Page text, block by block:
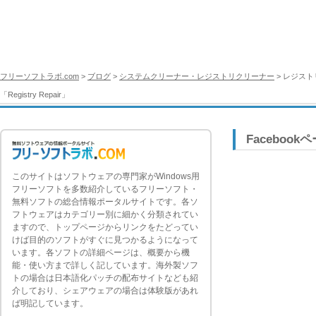
フリーソフトラボ.com > ブログ > システムクリーナー・レジストリクリーナー > レジス
「Registry Repair」
このサイトはソフトウェアの専門家がWindows用
フリーソフトを多数紹介しているフリーソフト・
無料ソフトの総合情報ポータルサイトです。各ソ
フトウェアはカテゴリー別に細かく分類されてい
ますので、トップページからリンクをたどってい
けば目的のソフトがすぐに見つかるようになって
います。各ソフトの詳細ページは、概要から機
能・使い方まで詳しく記しています。海外製ソフ
トの場合は日本語化パッチの配布サイトなども紹
介しており、シェアウェアの場合は体験版があれ
ば明記しています。
Facebookペ